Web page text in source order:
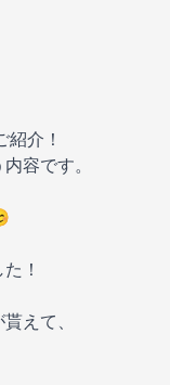
介！
容です。
！
えて、